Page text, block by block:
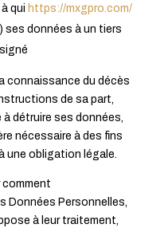
qui https://mxgpro.com/
ses données à un tiers
connaissance du décès
de sa part,
à détruire ses données,
nécessaire à des fins
une obligation légale.
comment
Données Personnelles,
à leur traitement,